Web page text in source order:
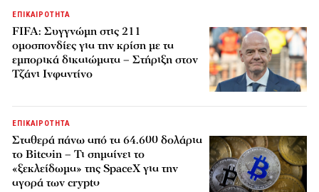
ΕΠΙΚΑΙΡΟΤΗΤΑ
FIFA: Συγγνώμη στις 211
ομοσπονδίες για την κρίση με τα
εμπορικά δικαιώματα – Στήριξη στον
Τζάνι Ινφαντίνο
ΕΠΙΚΑΙΡΟΤΗΤΑ
Σταθερά πάνω από τα 64.600 δολάρια
το Bitcoin – Τι σημαίνει το
«ξεκλείδωμα» της SpaceX για την
αγορά των crypto